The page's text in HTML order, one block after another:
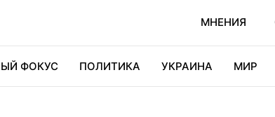
МНЕНИЯ
ФОКУС ПОЛИТИКА УКРАИНА МИР